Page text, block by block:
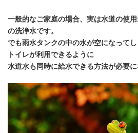
一般的なご家庭の場合、実は水道の使
の洗浄水です。
でも雨水タンクの中の水が空になって
トイレが利用できるように
水道水も同時に給水できる方法が必要に